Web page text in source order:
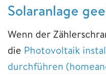
Solaranlage
Wenn der
die Photovoltaik
durchführen